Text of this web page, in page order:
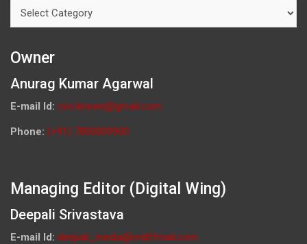
Owner
Anurag Kumar Agarwal
E-mail Id: ceo.knews@gmail.com
Phone: (+91) 7800009900
Managing Editor (Digital Wing)
Deepali Srivastava
E-mail Id: deepali_media@rediffmail.com